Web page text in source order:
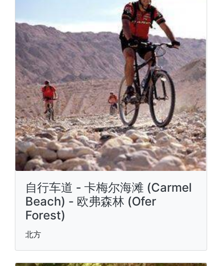
自行车道 - 卡梅尔海滩 (Carmel
Beach) - 欧弗森林 (Ofer
Forest)
北方